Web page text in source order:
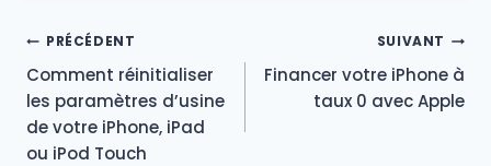
Navigation
de
l’article
PRÉCÉDENT
Comment réinitialiser
les paramètres d’usine
de votre iPhone, iPad
ou iPod Touch
SUIVANT
Financer votre iPhone à
taux 0 avec Apple